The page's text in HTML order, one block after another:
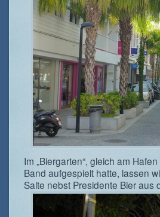
Im „Biergarten“, gleich am
Band aufgespielt hatte, lassen
Salte nebst Presidente Bier aus